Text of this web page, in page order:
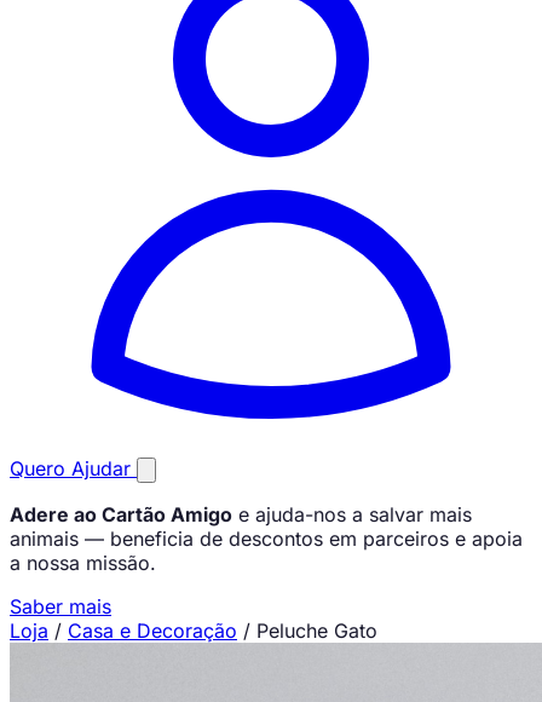
Quero Ajudar
Adere ao Cartão Amigo e ajuda-nos a salvar mais
animais — beneficia de descontos em parceiros e apoia
a nossa missão.
Saber mais
Loja / Casa e Decoração / Peluche Gato